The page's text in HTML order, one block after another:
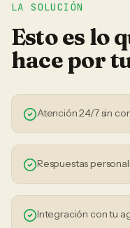
LA SOLUCIÓN
Esto es lo
hace por
Atención 24/7 sin
Respuestas
Integración con tu